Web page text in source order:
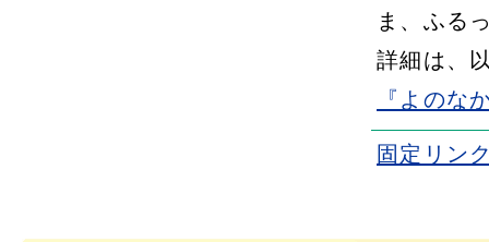
ま、ふる
詳細は、
『よのな
固定リン